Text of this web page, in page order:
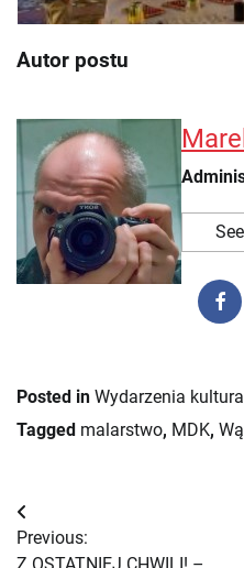
Autor postu
Posted in Wydarzenia
Tagged malarstwo, MDK,
Nawigacja
wpisu
Previous: